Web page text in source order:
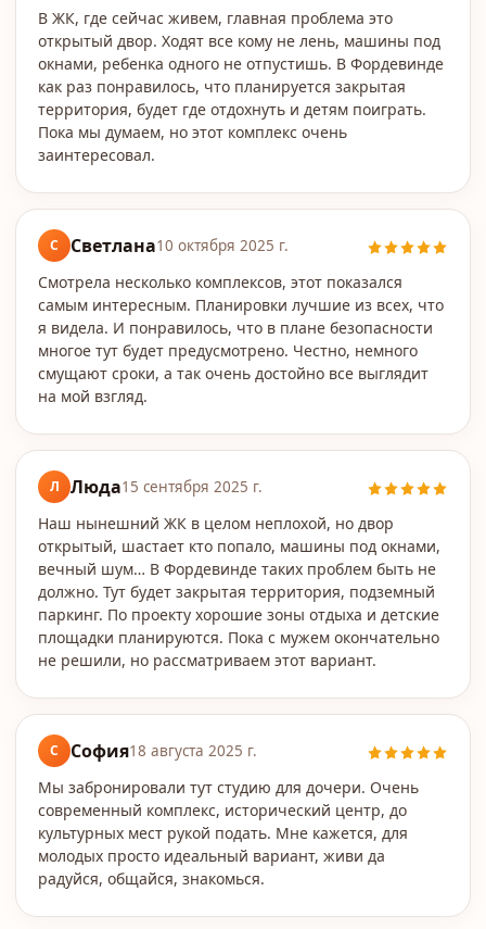
В ЖК, где сейчас живем, главная проблема это
открытый двор. Ходят все кому не лень, машины под
окнами, ребенка одного не отпустишь. В Фордевинде
как раз понравилось, что планируется закрытая
территория, будет где отдохнуть и детям поиграть.
Пока мы думаем, но этот комплекс очень
заинтересовал.
С Светлана10 октября 2025 г.
Смотрела несколько комплексов, этот показался
самым интересным. Планировки лучшие из всех, что
я видела. И понравилось, что в плане безопасности
многое тут будет предусмотрено. Честно, немного
смущают сроки, а так очень достойно все выглядит
на мой взгляд.
Л Люда15 сентября 2025 г.
Наш нынешний ЖК в целом неплохой, но двор
открытый, шастает кто попало, машины под окнами,
вечный шум… В Фордевинде таких проблем быть не
должно. Тут будет закрытая территория, подземный
паркинг. По проекту хорошие зоны отдыха и детские
площадки планируются. Пока с мужем окончательно
не решили, но рассматриваем этот вариант.
С София18 августа 2025 г.
Мы забронировали тут студию для дочери. Очень
современный комплекс, исторический центр, до
культурных мест рукой подать. Мне кажется, для
молодых просто идеальный вариант, живи да
радуйся, общайся, знакомься.